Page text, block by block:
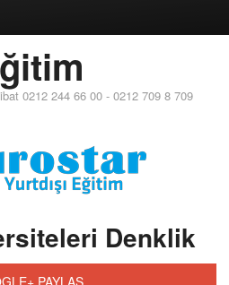
0212 244 66 00 - 0212 709 8 709
Denklik